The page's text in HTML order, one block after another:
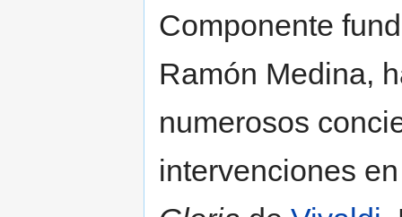
Componente
Ramón Medina,
numerosos
intervenciones